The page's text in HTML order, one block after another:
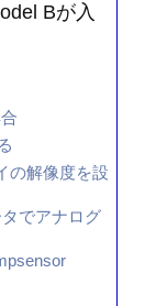
Bが入
の解像度を設
でアナログ